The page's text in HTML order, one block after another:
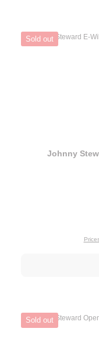
Sold out
Johnny
Sold out